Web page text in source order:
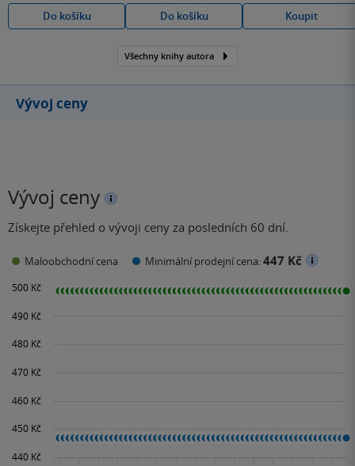
Do košíku Do košíku Koupit
Všechny knihy autora
Vývoj ceny
Vývoj ceny
Získejte přehled o vývoji ceny za posledních 60 dní.
Maloobchodní cena Minimální prodejní cena:447 Kč